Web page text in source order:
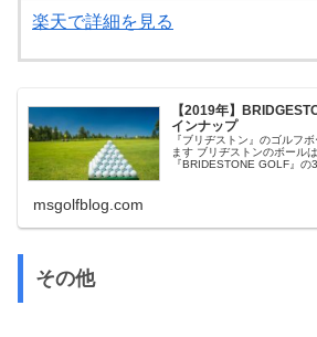
楽天で詳細を見る
【2019年】
インナップ
『ブリヂストン』のゴルフ
ます ブリヂストンのボール
『BRIDESTONE GOLF』の
msgolfblog.com
その他